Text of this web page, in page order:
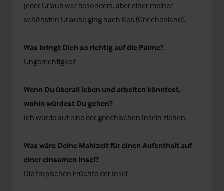
Jeder Urlaub war besonders, aber einer meiner
schönsten Urlaube ging nach Kos (Griechenland).
Was bringt Dich so richtig auf die Palme?
Ungerechtigkeit
Wenn Du überall leben und arbeiten könntest,
wohin würdest Du gehen?
Ich würde auf eine der griechischen Inseln ziehen.
Was wäre Deine Mahlzeit für einen Aufenthalt auf
einer einsamen Insel?
Die tropischen Früchte der Insel.